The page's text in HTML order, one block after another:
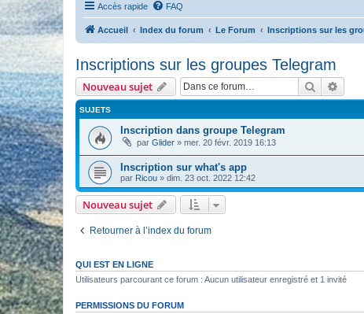
Accès rapide FAQ
Accueil Index du forum Le Forum Inscriptions sur les
Inscriptions sur les groupes Telegram
Nouveau sujet Rechercher
SUJETS
Inscription dans groupe Telegram
par Glider » mer. 20 févr. 2019 16:13
Inscription sur what's app
par Ricou » dim. 23 oct. 2022 12:42
Nouveau sujet
Retourner à l’index du forum
QUI EST EN LIGNE
Utilisateurs parcourant ce forum : Aucun utilisateur enregistré et 1 invité
PERMISSIONS DU FORUM